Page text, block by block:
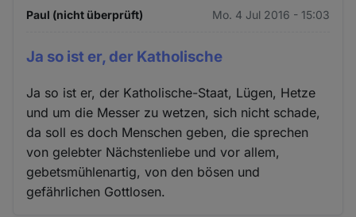
Paul (nicht überprüft) Mo. 4 Jul 2016 - 15:03
Ja so ist er, der Katholische
Ja so ist er, der Katholische-Staat, Lügen, Hetze
und um die Messer zu wetzen, sich nicht schade,
da soll es doch Menschen geben, die sprechen
von gelebter Nächstenliebe und vor allem,
gebetsmühlenartig, von den bösen und
gefährlichen Gottlosen.